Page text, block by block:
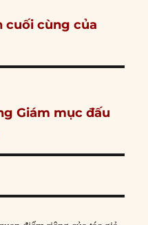
cuối cùng của
Giám mục đấu